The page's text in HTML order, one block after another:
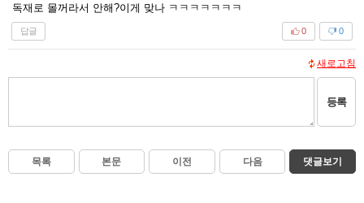
독재로 몰꺼라서 안해?이게 맞나 ㅋㅋㅋㅋㅋㅋㅋ
답글 0
0
새로고침
등록
목록 본문 이전 다음 댓글보기